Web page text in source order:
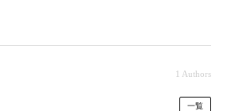
1 Authors
一覧